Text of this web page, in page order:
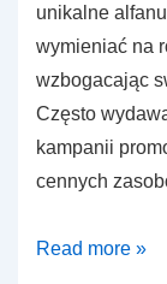
unikalne
wymieniać na
wzbogacając
Często
kampanii
cennych
Kody
Read more »